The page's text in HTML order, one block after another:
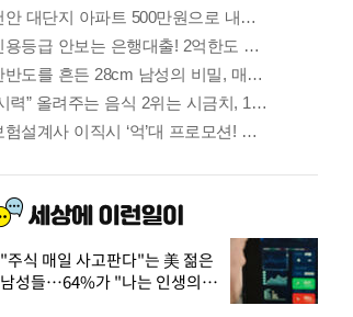
"주식 매일 사고판다"는 美 젊은
남성들…64%가 "나는 인생의